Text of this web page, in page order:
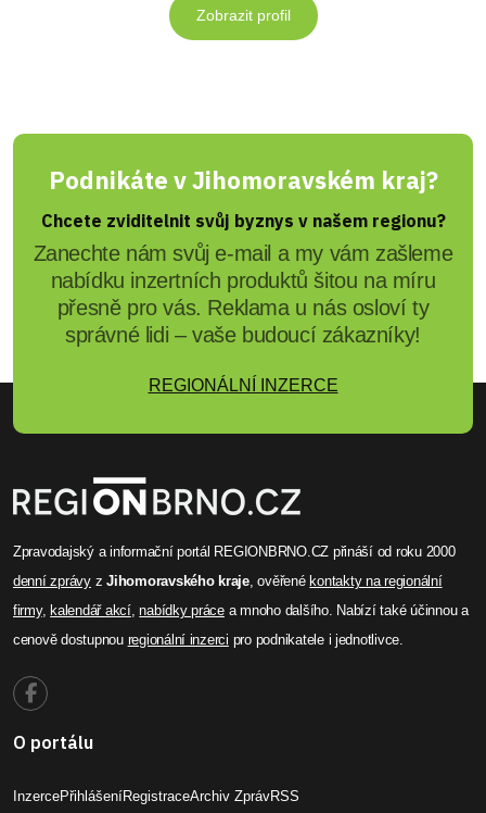
Zobrazit profil
Podnikáte v Jihomoravském kraj?
Chcete zviditelnit svůj byznys v našem regionu?
Zanechte nám svůj e-mail a my vám zašleme
nabídku inzertních produktů šitou na míru
přesně pro vás. Reklama u nás osloví ty
správné lidi – vaše budoucí zákazníky!
REGIONÁLNÍ INZERCE
Zpravodajský a informační portál REGIONBRNO.CZ přináší od roku 2000
denní zprávyzJihomoravského kraje, ověřené kontakty na regionální
firmy, kalendář akcí,nabídky prácea mnoho dalšího. Nabízí také účinnou a
cenově dostupnou regionální inzerci pro podnikatele i jednotlivce.
O portálu
InzercePřihlášeníRegistraceArchiv ZprávRSS